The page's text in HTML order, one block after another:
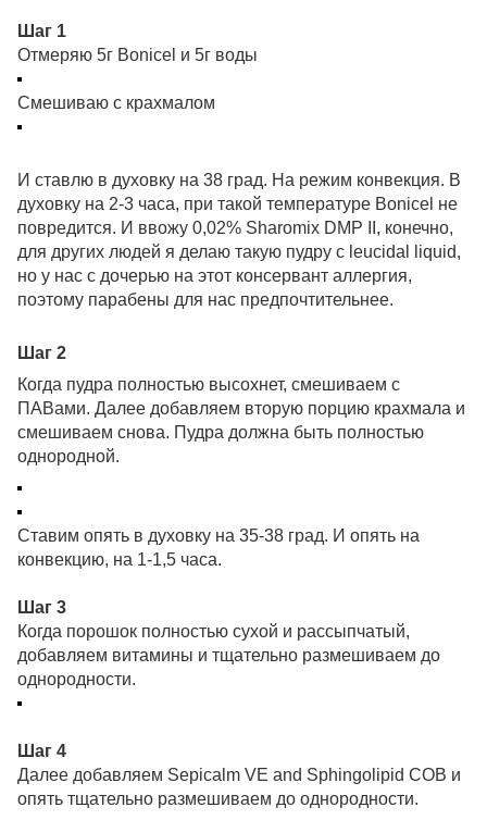
Шаг 1
Отмеряю 5г Bonicel и 5г воды
Смешиваю с крахмалом
И ставлю в духовку на 38 град. На режим конвекция. В
духовку на 2-3 часа, при такой температуре Bonicel не
повредится. И ввожу 0,02% Sharomix DMP II, конечно,
для других людей я делаю такую пудру с leucidal liquid,
но у нас с дочерью на этот консервант аллергия,
поэтому парабены для нас предпочтительнее.
Шаг 2
Когда пудра полностью высохнет, смешиваем с
ПАВами. Далее добавляем вторую порцию крахмала и
смешиваем снова. Пудра должна быть полностью
однородной.
Ставим опять в духовку на 35-38 град. И опять на
конвекцию, на 1-1,5 часа.
Шаг 3
Когда порошок полностью сухой и рассыпчатый,
добавляем витамины и тщательно размешиваем до
однородности.
Шаг 4
Далее добавляем Sepicalm VE and Sphingolipid COB и
опять тщательно размешиваем до однородности.